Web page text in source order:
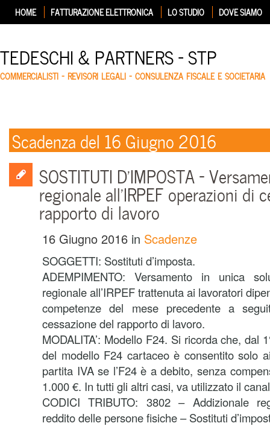
HOME FATTURAZIONE ELETTRONICA LO STUDIO DOVE SIAMO
TEDESCHI & PARTNERS – STP
COMMERCIALISTI – REVISORI LEGALI – CONSULENZA FISCALE E SOCIETARIA
Scadenza del 16 Giugno 2016
SOSTITUTI D’IMPOSTA –
regionale all’IRPEF operazioni di
rapporto di lavoro
16 Giugno 2016 in Scadenze
SOGGETTI: Sostituti d’imposta.
ADEMPIMENTO: Versamento in unica
regionale all’IRPEF trattenuta ai lavoratori
competenze del mese precedente a
cessazione del rapporto di lavoro.
MODALITA’: Modello F24. Si ricorda che, dal
del modello F24 cartaceo è consentito solo
partita IVA se l’F24 è a debito, senza
1.000 €. In tutti gli altri casi, va utilizzato il
CODICI TRIBUTO: 3802 – Addizionale
reddito delle persone fisiche – Sostituti